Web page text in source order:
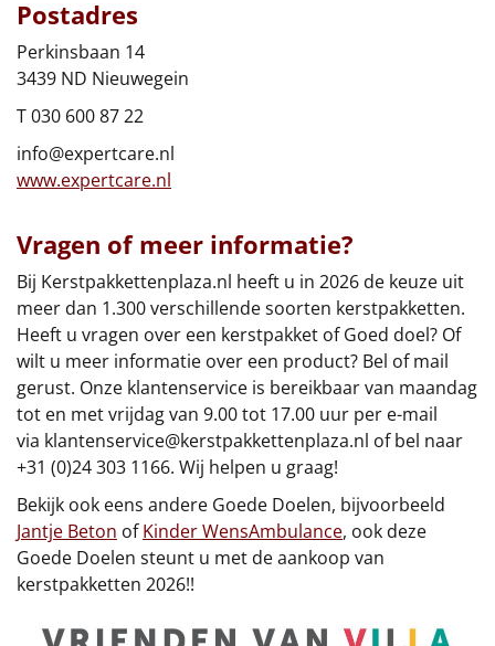
Alle thema's
Artikel
Pizzarette
Tas
Wake up light
NIEUW
Borrelplank
Warmtekussen
NIEUW
Slowcooker POPULAIR
Noodradio NIEUW
Deken (fleece plaid)
Postadres
Perkinsbaan 14
3439 ND Nieuwegein
T 030 600 87 22
info@expertcare.nl
www.expertcare.nl
Vragen of meer informatie?
Bij Kerstpakkettenplaza.nl heeft u in 2026 de keuze uit
meer dan 1.300 verschillende soorten kerstpakketten.
Heeft u vragen over een kerstpakket of Goed doel? Of
wilt u meer informatie over een product? Bel of mail
gerust. Onze klantenservice is bereikbaar van maandag
tot en met vrijdag van 9.00 tot 17.00 uur per e-mail
via klantenservice@kerstpakkettenplaza.nl of bel naar
+31 (0)24 303 1166. Wij helpen u graag!
Bekijk ook eens andere Goede Doelen, bijvoorbeeld
Jantje Beton ofKinder WensAmbulance, ook deze
Goede Doelen steunt u met de aankoop van
kerstpakketten 2026!!